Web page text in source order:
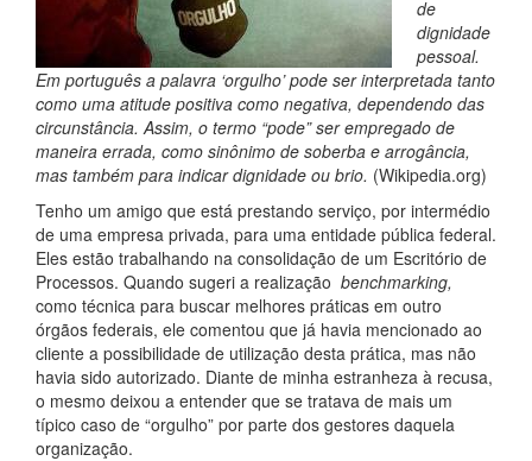
de
dignidade
pessoal.
Em português a palavra ‘orgulho’ pode ser interpretada tanto
como uma atitude positiva como negativa, dependendo das
circunstância. Assim, o termo “pode” ser empregado de
maneira errada, como sinônimo de soberba e arrogância,
mas também para indicar dignidade ou brio. (Wikipedia.org)
Tenho um amigo que está prestando serviço, por intermédio
de uma empresa privada, para uma entidade pública federal.
Eles estão trabalhando na consolidação de um Escritório de
Processos. Quando sugeri a realização benchmarking,
como técnica para buscar melhores práticas em outro
órgãos federais, ele comentou que já havia mencionado ao
cliente a possibilidade de utilização desta prática, mas não
havia sido autorizado. Diante de minha estranheza à recusa,
o mesmo deixou a entender que se tratava de mais um
típico caso de “orgulho” por parte dos gestores daquela
organização.